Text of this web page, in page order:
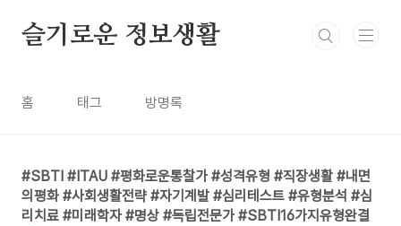
슬기로운 정보생활
홈 태그 방명록
SBTI #ITAU #평화로운통찰가 #성격유형 #직장생활 #내면
의평화 #사회생활전략 #자기계발 #심리테스트 #유형분석 #심
리치료 #미래학자 #명상 #독립전문가 #SBTI16가지유형완결